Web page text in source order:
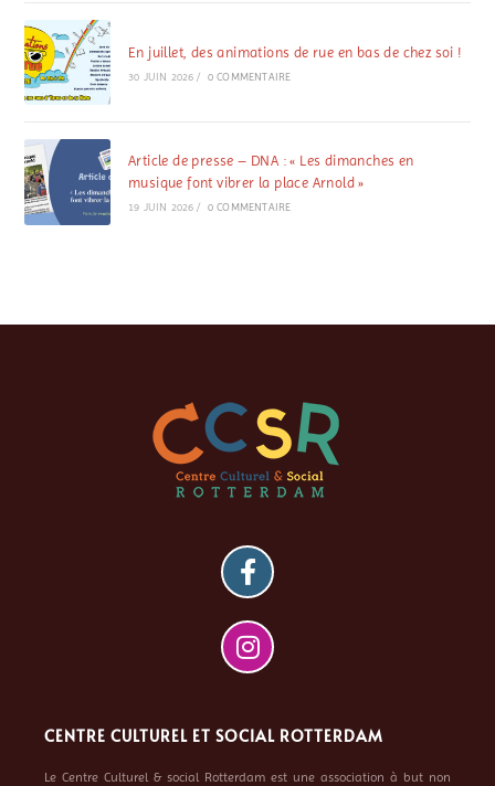
En juillet, des animations de rue en bas de chez soi !
30 JUIN 2026 / 0 COMMENTAIRE
Article de presse – DNA : « Les dimanches en
musique font vibrer la place Arnold »
19 JUIN 2026 / 0 COMMENTAIRE
CENTRE CULTUREL ET SOCIAL ROTTERDAM
Le Centre Culturel & social Rotterdam est une association à but non